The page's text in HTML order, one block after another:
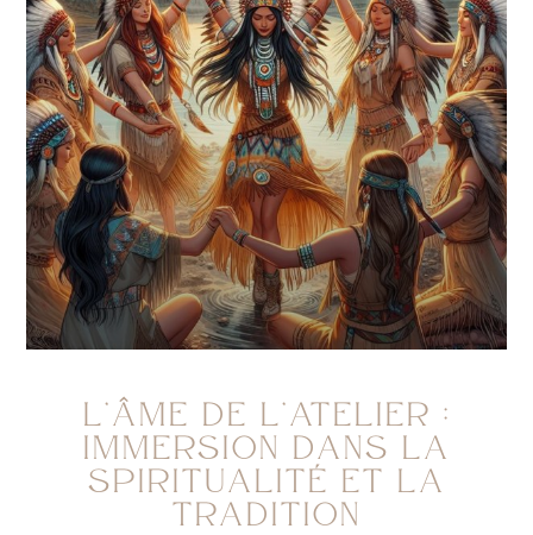
L’ÂME DE L’ATELIER :
IMMERSION DANS LA
SPIRITUALITÉ ET LA
TRADITION